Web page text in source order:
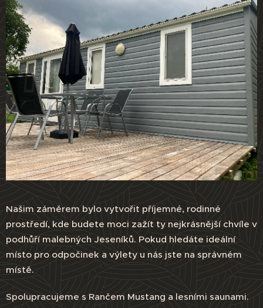
Našim záměrem bylo vytvořit příjemné, rodinné
prostředí, kde budete moci zažít ty nejkrásnější chvíle v
podhůří malebných Jeseníků. Pokud hledáte ideální
místo pro odpočinek a výlety u nás jste na správném
místě.
Spolupracujeme s Rančem Mustang a lesními saunami.